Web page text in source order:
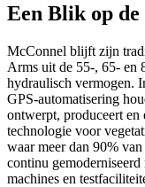
Een Blik op de
McConnel blijft zijn
Arms uit de 55-, 65- en
hydraulisch vermogen.
GPS-automatisering
ontwerpt, produceert en
technologie voor
waar meer dan 90%
continu
machines en